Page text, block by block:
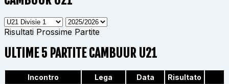
Risultati Prossime Partite
ULTIME 5 PARTITE CAMBUUR U21
Incontro Lega Data
Risultato